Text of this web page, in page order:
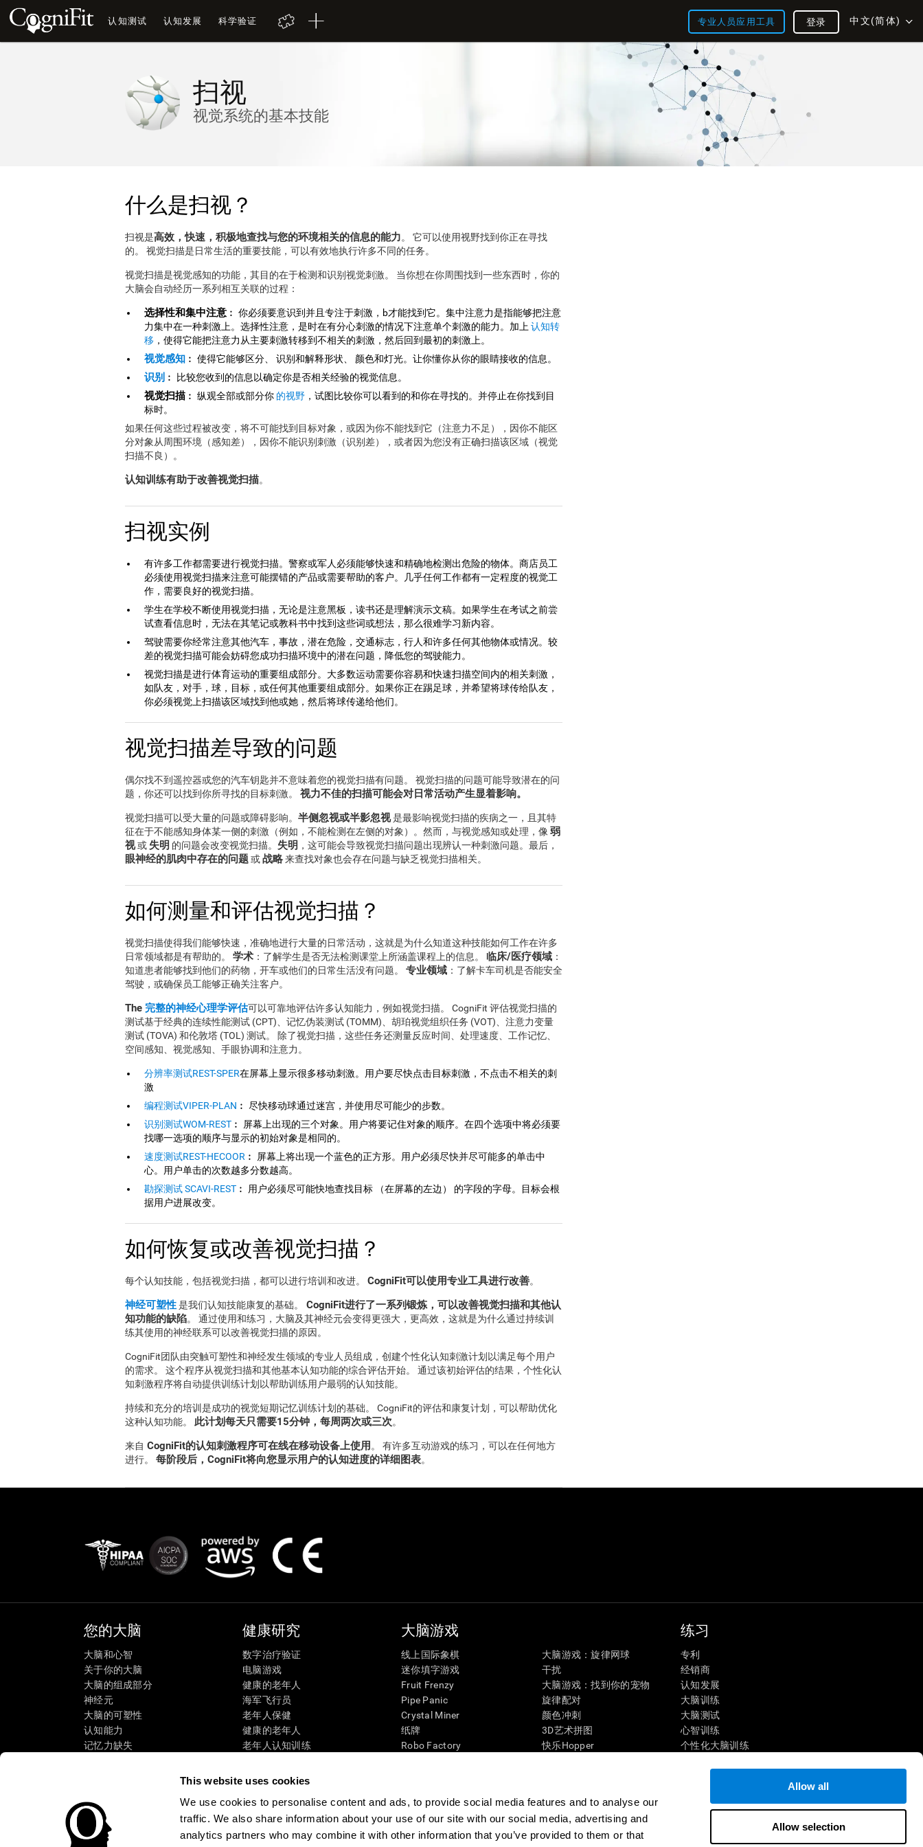
This website uses cookies
We use cookies to personalise content and ads, to provide social media features and to analyse our
traffic. We also share information about your use of our site with our social media, advertising and
analytics partners who may combine it with other information that you’ve provided to them or that
Allow all
Allow selection
认知测试 认知发展 科学验证 专业人员应用工具 中文(简体)
登录
扫视
视觉系统的基本技能
什么是扫视？
扫视是高效，快速，积极地查找与您的环境相关的信息的能力。 它可以使用视野找到你正在寻找
的。 视觉扫描是日常生活的重要技能，可以有效地执行许多不同的任务。
视觉扫描是视觉感知的功能，其目的在于检测和识别视觉刺激。 当你想在你周围找到一些东西时，你的
大脑会自动经历一系列相互关联的过程：
选择性和集中注意 ︰ 你必须要意识到并且专注于刺激，b才能找到它。集中注意力是指能够把注意
力集中在一种刺激上。选择性注意，是时在有分心刺激的情况下注意单个刺激的能力。加上 认知转
移 ，使得它能把注意力从主要刺激转移到不相关的刺激，然后回到最初的刺激上。
视觉感知 ︰ 使得它能够区分、 识别和解释形状、 颜色和灯光。让你懂你从你的眼睛接收的信息。
识别 ︰ 比较您收到的信息以确定你是否相关经验的视觉信息。
视觉扫描 ︰ 纵观全部或部分你 的视野 ，试图比较你可以看到的和你在寻找的。并停止在你找到目
标时。
如果任何这些过程被改变，将不可能找到目标对象，或因为你不能找到它（注意力不足），因你不能区
分对象从周围环境（感知差），因你不能识别刺激（识别差），或者因为您没有正确扫描该区域（视觉
扫描不良）。
认知训练有助于改善视觉扫描。
扫视实例
有许多工作都需要进行视觉扫描。警察或军人必须能够快速和精确地检测出危险的物体。商店员工
必须使用视觉扫描来注意可能摆错的产品或需要帮助的客户。几乎任何工作都有一定程度的视觉工
作，需要良好的视觉扫描。
学生在学校不断使用视觉扫描，无论是注意黑板，读书还是理解演示文稿。如果学生在考试之前尝
试查看信息时，无法在其笔记或教科书中找到这些词或想法，那么很难学习新内容。
驾驶需要你经常注意其他汽车，事故，潜在危险，交通标志，行人和许多任何其他物体或情况。较
差的视觉扫描可能会妨碍您成功扫描环境中的潜在问题，降低您的驾驶能力。
视觉扫描是进行体育运动的重要组成部分。大多数运动需要你容易和快速扫描空间内的相关刺激，
如队友，对手，球，目标，或任何其他重要组成部分。如果你正在踢足球，并希望将球传给队友，
你必须视觉上扫描该区域找到他或她，然后将球传递给他们。
视觉扫描差导致的问题
偶尔找不到遥控器或您的汽车钥匙并不意味着您的视觉扫描有问题。 视觉扫描的问题可能导致潜在的问
题，你还可以找到你所寻找的目标刺激。 视力不佳的扫描可能会对日常活动产生显着影响。
视觉扫描可以受大量的问题或障碍影响。 半侧忽视或半影忽视是最影响视觉扫描的疾病之一，且其特
征在于不能感知身体某一侧的刺激（例如，不能检测在左侧的对象）。然而，与视觉感知或处理，像 弱
视或 失明 的问题会改变视觉扫描。 失明 ，这可能会导致视觉扫描问题出现辨认一种刺激问题。最后，
眼神经的肌肉中存在的问题或战略来查找对象也会存在问题与缺乏视觉扫描相关。
如何测量和评估视觉扫描？
视觉扫描使得我们能够快速，准确地进行大量的日常活动，这就是为什么知道这种技能如何工作在许多
日常领域都是有帮助的。 学术 ：了解学生是否无法检测课堂上所涵盖课程上的信息。 临床/医疗领域 ：
知道患者能够找到他们的药物，开车或他们的日常生活没有问题。 专业领域 ：了解卡车司机是否能安全
驾驶，或确保员工能够正确关注客户。
The 完整的神经心理学评估可以可靠地评估许多认知能力，例如视觉扫描。 CogniFit 评估视觉扫描的
测试基于经典的连续性能测试 (CPT)、记忆伪装测试 (TOMM)、胡珀视觉组织任务 (VOT)、注意力变量
测试 (TOVA) 和伦敦塔 (TOL) 测试。 除了视觉扫描，这些任务还测量反应时间、处理速度、工作记忆、
空间感知、视觉感知、手眼协调和注意力。
分辨率测试REST-SPER在屏幕上显示很多移动刺激。用户要尽快点击目标刺激，不点击不相关的刺
激
编程测试VIPER-PLAN ︰ 尽快移动球通过迷宫，并使用尽可能少的步数。
识别测试WOM-REST ︰ 屏幕上出现的三个对象。用户将要记住对象的顺序。在四个选项中将必须要
找哪一选项的顺序与显示的初始对象是相同的。
速度测试REST-HECOOR ︰ 屏幕上将出现一个蓝色的正方形。用户必须尽快并尽可能多的单击中
心。用户单击的次数越多分数越高。
勘探测试 SCAVI-REST ︰ 用户必须尽可能快地查找目标 （在屏幕的左边） 的字段的字母。目标会根
据用户进展改变。
如何恢复或改善视觉扫描？
每个认知技能，包括视觉扫描，都可以进行培训和改进。 CogniFit可以使用专业工具进行改善。
神经可塑性是我们认知技能康复的基础。
CogniFit进行了一系列锻炼，可以改善视觉扫描和其他认
知功能的缺陷。 通过使用和练习，大脑及其神经元会变得更强大，更高效，这就是为什么通过持续训
练其使用的神经联系可以改善视觉扫描的原因。
CogniFit团队由突触可塑性和神经发生领域的专业人员组成，创建个性化认知刺激计划以满足每个用户
的需求。 这个程序从视觉扫描和其他基本认知功能的综合评估开始。 通过该初始评估的结果，个性化认
知刺激程序将自动提供训练计划以帮助训练用户最弱的认知技能。
持续和充分的培训是成功的视觉短期记忆训练计划的基础。 CogniFit的评估和康复计划，可以帮助优化
这种认知功能。 此计划每天只需要15分钟，每周两次或三次。
来自 CogniFit的认知刺激程序可在线在移动设备上使用 。 有许多互动游戏的练习，可以在任何地方
进行。 每阶段后，CogniFit将向您显示用户的认知进度的详细图表。
您的大脑
大脑和心智
关于你的大脑
大脑的组成部分
神经元
大脑的可塑性
认知能力
记忆力缺失
感知
注意
健康研究
数字治疗验证
电脑游戏
健康的老年人
海军飞行员
老年人保健
健康的老年人
老年人认知训练
大脑游戏
线上国际象棋
迷你填字游戏
Fruit Frenzy
Pipe Panic
Crystal Miner
纸牌
Robo Factory
匹配它！
Space Rescue
疯狂的数字
大脑游戏：旋律网球
干扰
大脑游戏：找到你的宠物
旋律配对
颜色冲刺
3D艺术拼图
快乐Hopper
益智心理游戏
在线记忆游戏
大脑游戏
练习
专利
经销商
认知发展
大脑训练
大脑测试
心智训练
个性化大脑训练
天才儿童